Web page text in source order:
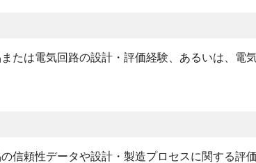
または電気回路の設計・評価経験、あるいは、電
の信頼性データや設計・製造プロセスに関する評